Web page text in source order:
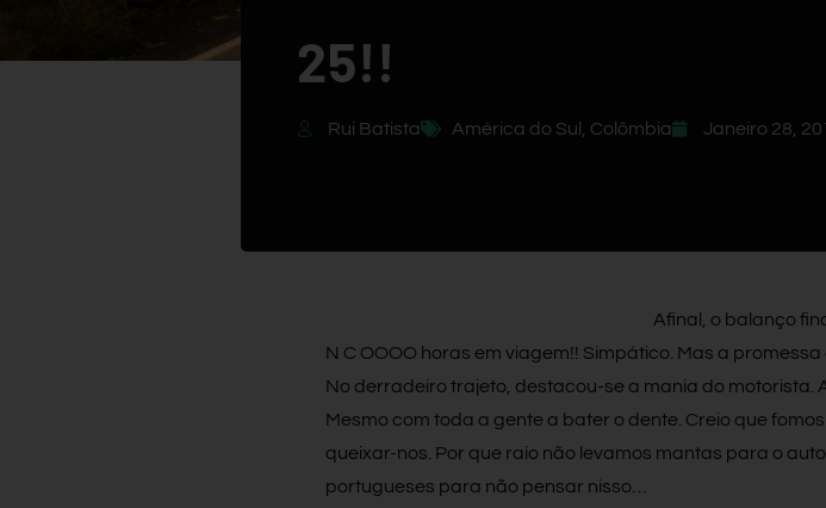
25!!
Rui Batista América do Sul Colômbia Janeiro 28,
Afinal, o balanço
N C OOOO horas em viagem!! Simpático. Mas a promessa
No derradeiro trajeto, destacou-se a mania do motorista.
Mesmo com toda a gente a bater o dente. Creio que
queixar-nos. Por que raio não levamos mantas para o
portugueses para não pensar nisso…